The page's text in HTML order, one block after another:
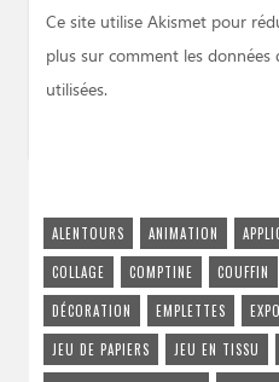
Ce site utilise Akismet pour
plus sur comment les
utilisées.
ALENTOURS ANIMATION
COLLAGE
COMPTINE COUFFIN
DÉCORATION
EMPLETTES
JEU DE PAPIERS
JEU EN TISSU